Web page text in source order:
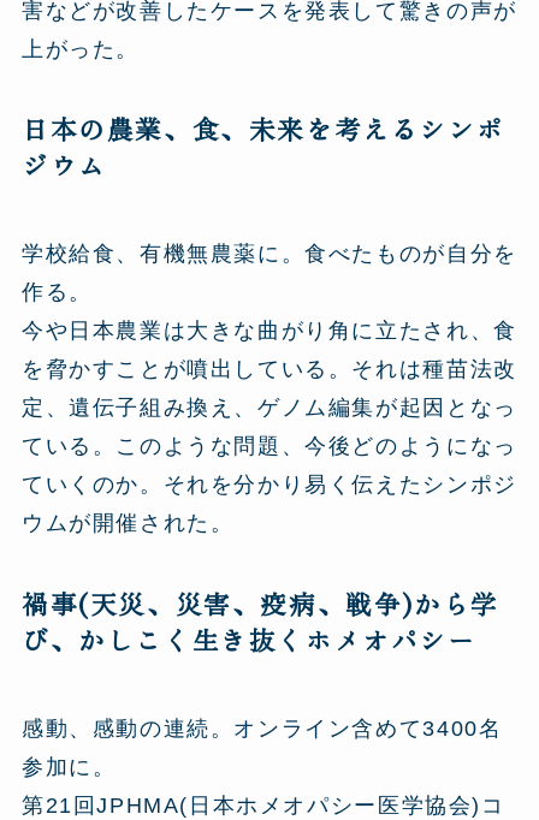
害などが改善したケースを発表して驚きの声が
上がった。
日本の農業、食、未来を考えるシンポ
ジウム
学校給食、有機無農薬に。食べたものが自分を
作る。
今や日本農業は大きな曲がり角に立たされ、食
を脅かすことが噴出している。それは種苗法改
定、遺伝子組み換え、ゲノム編集が起因となっ
ている。このような問題、今後どのようになっ
ていくのか。それを分かり易く伝えたシンポジ
ウムが開催された。
禍事(天災、災害、疫病、戦争)から学
び、かしこく生き抜くホメオパシー
感動、感動の連続。オンライン含めて3400名
参加に。
第21回JPHMA(日本ホメオパシー医学協会)コ